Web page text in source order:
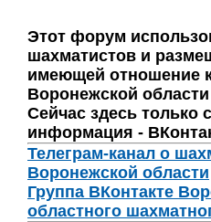
Этот форум
шахматистов и
имеющей отношение
Воронежской области
Сейчас здесь только
информация -
Телеграм-канал о
Воронежской области
Группа ВКонтакте
областного